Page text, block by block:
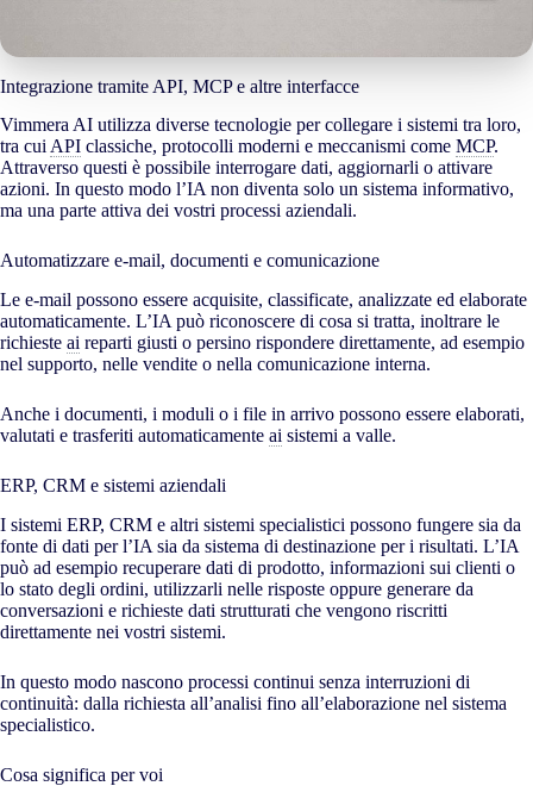
Integrazione tramite API, MCP e altre interfacce
VimmeraAI utilizza diverse tecnologie per collegare i sistemi tra loro,
tra cuiAPI classiche, protocolli moderni e meccanismi come MCP.
Attraverso questi è possibile interrogare dati, aggiornarli o attivare
azioni. In questo modo l’IA non diventa solo un sistema informativo,
ma una parte attiva dei vostri processi aziendali.
Automatizzare e-mail, documenti e comunicazione
Le e-mail possono essere acquisite, classificate, analizzate ed elaborate
automaticamente. L’IA può riconoscere di cosa si tratta, inoltrare le
richieste ai reparti giusti o persino rispondere direttamente, ad esempio
nel supporto, nelle vendite o nella comunicazione interna.
Anche i documenti, i moduli o i file in arrivo possono essere elaborati,
valutati e trasferiti automaticamente ai sistemi a valle.
ERP, CRM e sistemi aziendali
I sistemi ERP, CRM e altri sistemi specialistici possono fungere sia da
fonte di dati per l’IA sia da sistema di destinazione per i risultati. L’IA
può ad esempio recuperare dati di prodotto, informazioni sui clienti o
lo stato degli ordini, utilizzarli nelle risposte oppure generare da
conversazioni e richieste dati strutturati che vengono riscritti
direttamente nei vostri sistemi.
In questo modo nascono processi continui senza interruzioni di
continuità: dalla richiesta all’analisi fino all’elaborazione nel sistema
specialistico.
Cosa significa per voi